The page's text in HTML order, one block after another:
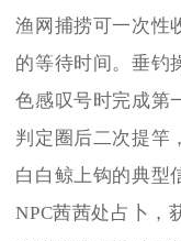
渔网捕捞可一次性
的等待时间。垂钓
色感叹号时完成第
判定圈后二次提竿
白白鲸上钩的典型
NPC茜茜处占卜，